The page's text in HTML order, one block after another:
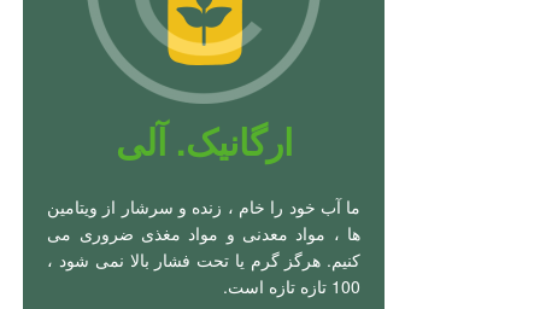
ارگانیک. آلی
ما آب خود را خام ، زنده و سرشار از ویتامین
ها ، مواد معدنی و مواد مغذی ضروری می
کنیم. هرگز گرم یا تحت فشار بالا نمی شود ،
100 تازه تازه است.